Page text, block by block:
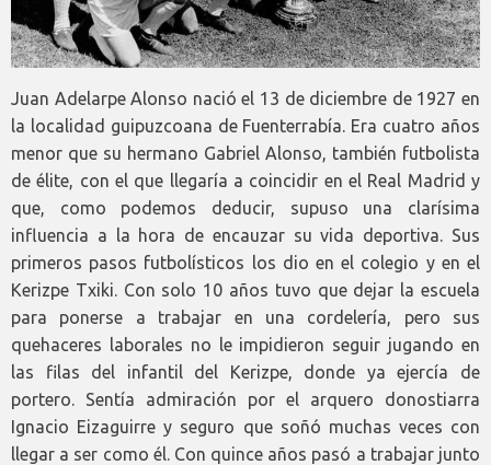
Juan Adelarpe Alonso nació el 13 de diciembre de 1927 en
la localidad guipuzcoana de Fuenterrabía. Era cuatro años
menor que su hermano Gabriel Alonso, también futbolista
de élite, con el que llegaría a coincidir en el Real Madrid y
que, como podemos deducir, supuso una clarísima
influencia a la hora de encauzar su vida deportiva. Sus
primeros pasos futbolísticos los dio en el colegio y en el
Kerizpe Txiki. Con solo 10 años tuvo que dejar la escuela
para ponerse a trabajar en una cordelería, pero sus
quehaceres laborales no le impidieron seguir jugando en
las filas del infantil del Kerizpe, donde ya ejercía de
portero. Sentía admiración por el arquero donostiarra
Ignacio Eizaguirre y seguro que soñó muchas veces con
llegar a ser como él. Con quince años pasó a trabajar junto